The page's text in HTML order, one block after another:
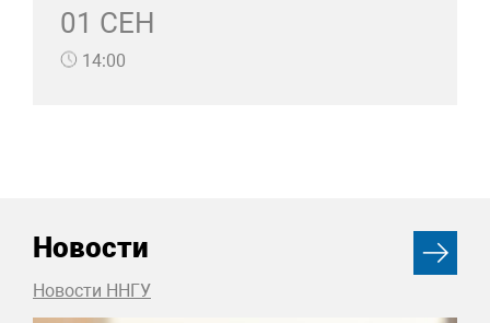
01 СЕН
14:00
Новости
Новости ННГУ